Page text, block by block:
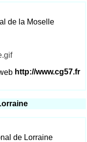
de la Moselle
http://www.cg57.fr
de Lorraine